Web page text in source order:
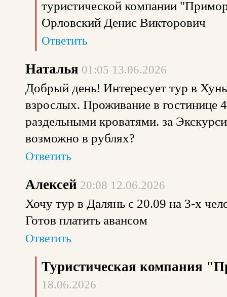
туристической компании
Орловский Денис Викторович
Ответить
Наталья 01:05 13.06.2026
Добрый день! Интересует тур в
взрослых. Проживание в
раздельными кроватями. за
возможно в рублях?
Ответить
Алексей 20:08 12.06.2026
Хочу тур в Далянь с 20.09 на 3-х
Готов платить авансом
Ответить
Туристическая компания
18.06.2026